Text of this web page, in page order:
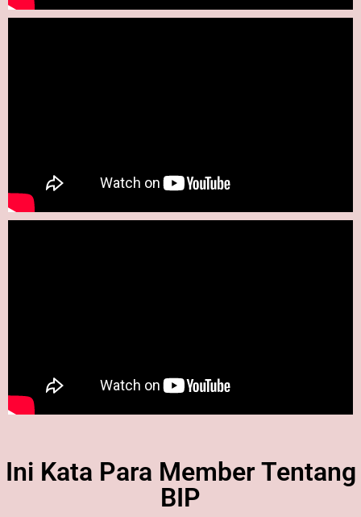
Ini Kata Para Member Tentang
BIP